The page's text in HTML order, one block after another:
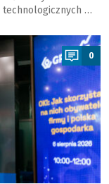
technologicznych …
0